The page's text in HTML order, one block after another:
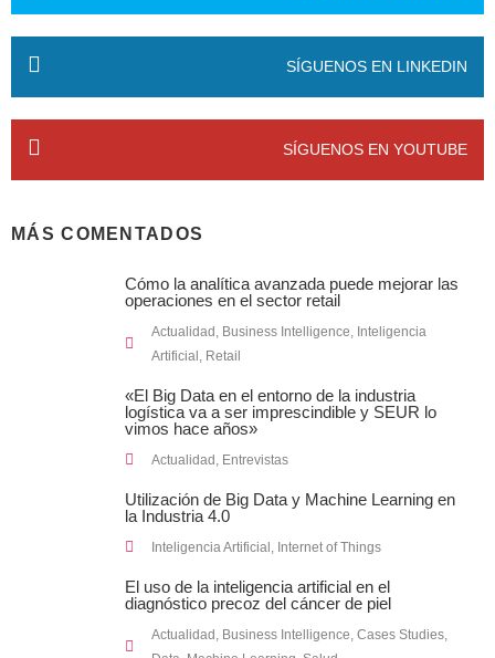
SÍGUENOS EN LINKEDIN
SÍGUENOS EN YOUTUBE
MÁS COMENTADOS
Cómo la analítica avanzada puede mejorar las
operaciones en el sector retail
Actualidad Business Intelligence Inteligencia
Artificial Retail
«El Big Data en el entorno de la industria
logística va a ser imprescindible y SEUR lo
vimos hace años»
Actualidad Entrevistas
Utilización de Big Data y Machine Learning en
la Industria 4.0
Inteligencia Artificial, Internet of Things
El uso de la inteligencia artificial en el
diagnóstico precoz del cáncer de piel
Actualidad , Business Intelligence, Cases Studies,